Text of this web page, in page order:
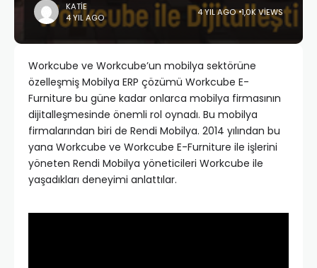
KATIE
4 YIL AGO
4 YIL AGO 1,0K VIEWS
Workcube ve Workcube’un mobilya sektörüne
özelleşmiş Mobilya ERP çözümü Workcube E-
Furniture bu güne kadar onlarca mobilya firmasının
dijitalleşmesinde önemli rol oynadı. Bu mobilya
firmalarından biri de Rendi Mobilya. 2014 yılından bu
yana Workcube ve Workcube E-Furniture ile işlerini
yöneten Rendi Mobilya yöneticileri Workcube ile
yaşadıkları deneyimi anlattılar.